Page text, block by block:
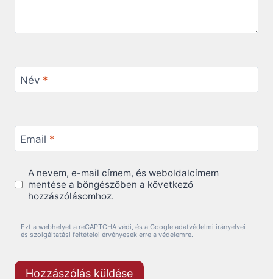
Név *
Email *
A nevem, e-mail címem, és weboldalcímem
mentése a böngészőben a következő
hozzászólásomhoz.
Ezt a webhelyet a reCAPTCHA védi, és a Google adatvédelmi irányelvei
és szolgáltatási feltételei érvényesek erre a védelemre.